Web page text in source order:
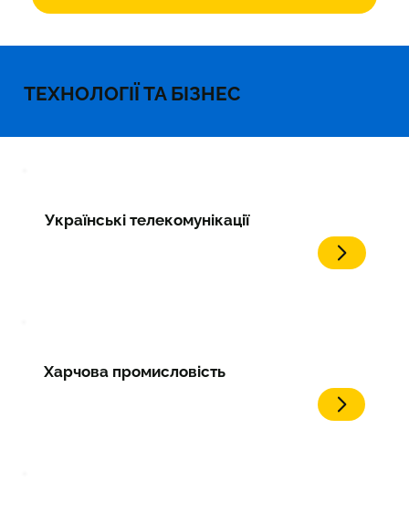
ТЕХНОЛОГІЇ ТА БІЗНЕС
Українські телекомунікації
Харчова промисловість